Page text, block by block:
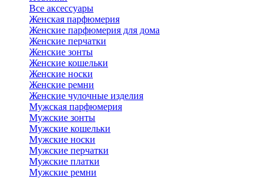
Все аксессуары
Женская парфюмерия
Женские парфюмерия для дома
Женские перчатки
Женские зонты
Женские кошельки
Женские носки
Женские ремни
Женские чулочные изделия
Мужская парфюмерия
Мужские зонты
Мужские кошельки
Мужские носки
Мужские перчатки
Мужские платки
Мужские ремни